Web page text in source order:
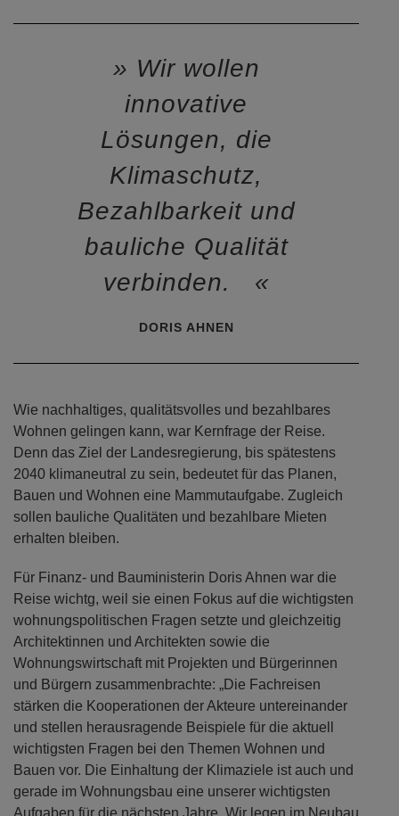
jeweils dabei.
Wir wollen
innovative
Lösungen, die
Klimaschutz,
Bezahlbarkeit und
bauliche Qualität
verbinden.
DORIS AHNEN
Wie nachhaltiges, qualitätsvolles und bezahlbares
Wohnen gelingen kann, war Kernfrage der Reise.
Denn das Ziel der Landesregierung, bis spätestens
2040 klimaneutral zu sein, bedeutet für das Planen,
Bauen und Wohnen eine Mammutaufgabe. Zugleich
erhalten bleiben.
Für Finanz- und Bauministerin Doris Ahnen war die
Reise wichtg, weil sie einen Fokus auf die wichtigsten
wohnungspolitischen Fragen setzte und gleichzeitig
Architektinnen und Architekten sowie die
Wohnungswirtschaft mit Projekten und Bürgerinnen
und Bürgern zusammenbrachte: „Die Fachreisen
stärken die Kooperationen der Akteure untereinander
und stellen herausragende Beispiele für die aktuell
wichtigsten Fragen bei den Themen Wohnen und
Bauen vor. Die Einhaltung der Klimaziele ist auch und